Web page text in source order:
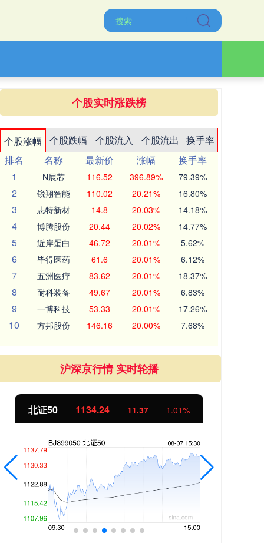
个股实时涨跌榜
个股涨幅 个股跌幅 个股流入 个股流出
换手率
排名
名称 最新价 涨幅
换手率
1
N展芯 116.52 396.89% 79.39%
2 锐翔智能 110.02 20.21% 16.80%
3 志特新材 14.8 20.03% 14.18%
4 博腾股份 20.44 20.02% 14.77%
5 近岸蛋白 46.72 20.01% 5.62%
6 毕得医药 61.6 20.01% 6.12%
7 五洲医疗 83.62 20.01% 18.37%
8 耐科装备 49.67 20.01% 6.83%
9 一博科技 53.33 20.01% 17.26%
10 方邦股份 146.16 20.00% 7.68%
沪深京行情 实时轮播
北证50 1134.24 11.37 1.01%